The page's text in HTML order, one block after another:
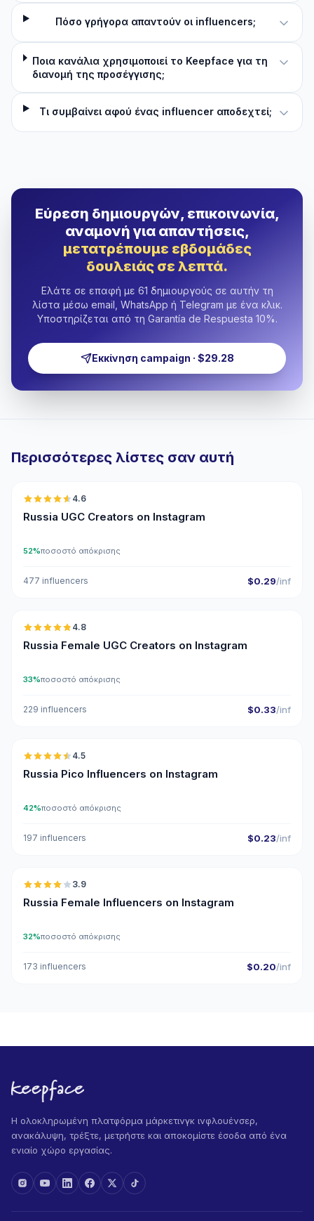
Πόσο γρήγορα απαντούν οι influencers;
Ποια κανάλια χρησιμοποιεί το Keepface για τη
διανομή της προσέγγισης;
Τι συμβαίνει αφού ένας influencer αποδεχτεί;
Εύρεση δημιουργών, επικοινωνία,
αναμονή για απαντήσεις,
μετατρέπουμε εβδομάδες
δουλειάς σε λεπτά.
Ελάτε σε επαφή με 61 δημιουργούς σε αυτήν τη
λίστα μέσω email, WhatsApp ή Telegram με ένα κλικ.
Υποστηρίζεται από τη Garantía de Respuesta 10%.
Εκκίνηση campaign · $29.28
Περισσότερες λίστες σαν αυτή
4.6
Russia UGC Creators on Instagram
52%ποσοστό απόκρισης
477 influencers $0.29/inf
🇷🇺
4.8
Russia Female UGC Creators on Instagram
33%ποσοστό απόκρισης
229 influencers $0.33/inf
🇷🇺
4.5
Russia Pico Influencers on Instagram
42%ποσοστό απόκρισης
197 influencers $0.23/inf
🇷🇺
3.9
Russia Female Influencers on Instagram
32%ποσοστό απόκρισης
173 influencers $0.20/inf
Η ολοκληρωμένη πλατφόρμα μάρκετινγκ ινφλουένσερ,
ανακάλυψη, τρέξτε, μετρήστε και αποκομίστε έσοδα από ένα
ενιαίο χώρο εργασίας.